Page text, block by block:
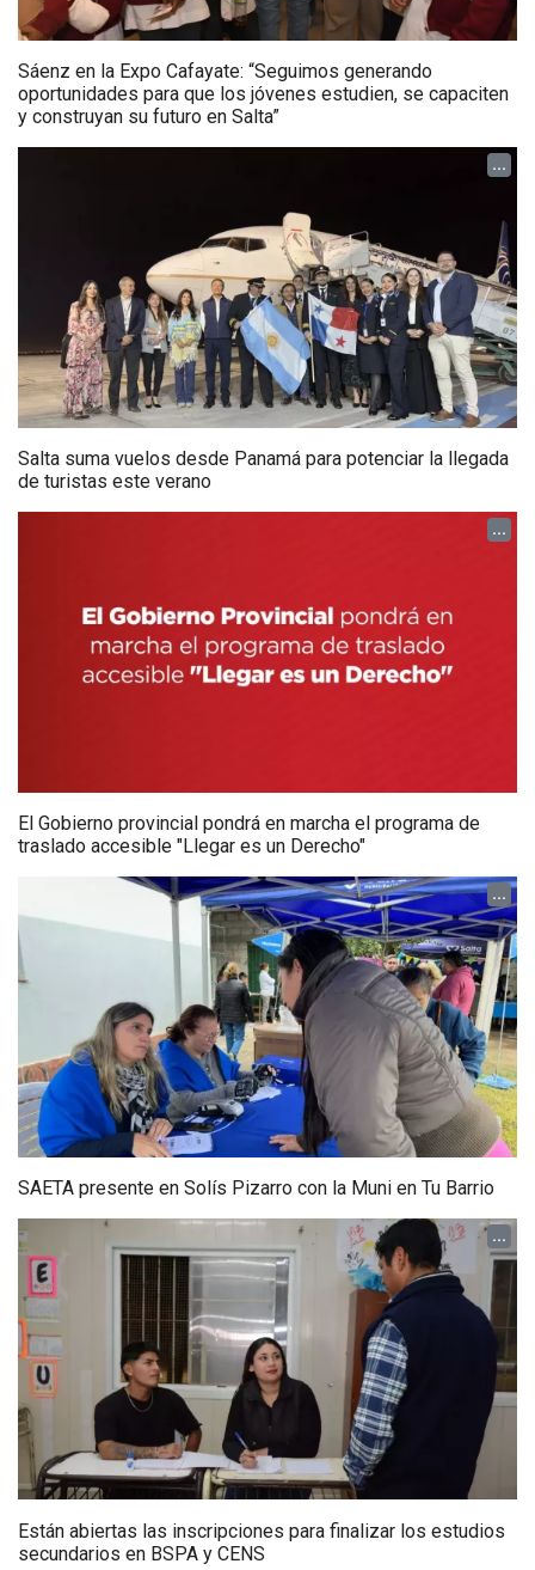
Sáenz en la Expo Cafayate: “Seguimos generando
oportunidades para que los jóvenes estudien, se capaciten
y construyan su futuro en Salta”
...
Salta suma vuelos desde Panamá para potenciar la llegada
de turistas este verano
...
El Gobierno provincial pondrá en marcha el programa de
traslado accesible "Llegar es un Derecho"
...
SAETA presente en Solís Pizarro con la Muni en Tu Barrio
...
Están abiertas las inscripciones para finalizar los estudios
secundarios en BSPA y CENS